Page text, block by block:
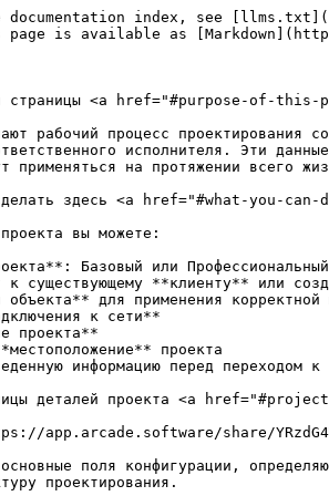
технических расчетов
* Выбрать **тип подключения к сети**
* Ввести **название проекта**
* Указать точное **местоположение** проекта
* Проверить всю введенную информацию перед переходом к этапам проектирования и оценки реализуемости

## Структура страницы деталей проекта <a href="#project-details-page-structure" id="project-details-page-structure"></a>

{% embed url="<https://app.arcade.software/share/YRzdG4WkgwFSvA0NhmHw?language=ru>" %}

Здесь описываются основные поля конфигурации, определяющие проект, включая тип проекта, информацию о клиенте и объекте, параметры подключения к сети, местоположение, назначение и структуру проектирования.

### Тип проекта <a href="#project-type" id="project-type"></a>

#### Базовый

Базовый тип проекта предназначен для быстрого и простого 2D-проектирования, подходящего для простых крыш и предварительных оценок. Оценка реализуемости рассчитывается на основе 2D-геометрии.

В этот тип входят:

* Потребление
* Простой 2D-чертеж крыши
* Ведомость материалов
* Сводка

{% hint style="info" %}
Если детальное 3D-моделирование не требуется для проекта, базовый тип проекта предлагает эффективный способ работы. Этот тип позволяет пропустить этапы чертежа крыши и размещения панелей, так как заранее созданные комплекты можно выбрать непосредственно на странице ведомости материалов перед финализацией предложения.

Изображения ниже дают краткий обзор этапов:

* 3D-чертеж крыши не требуется; используется только простая площадь крыши и, при необходимости, угол наклона.

<img src="/files/BRBaJVHLrO3zGL3lN5GP" alt="" data-size="original">

* Выберите заранее созданный комплект непосредственно из ведомости материалов без 3D-проектирования крыши или размещения панелей.

<img src="/files/v9rzIFMg26NBbJIDs21c" alt="" data-size="original">

📝 Пожалуйста, ознакомьтесь с [соответствующим документом](/documentation/ru/configuration/settings-page/project-settings/package-settings.md), чтобы узнать, как создавать комплекты.
{% endhint %}

#### Профессиональный

Профессиональный тип проекта предназначен для сложных проектов, требующих высокой точности и более детального